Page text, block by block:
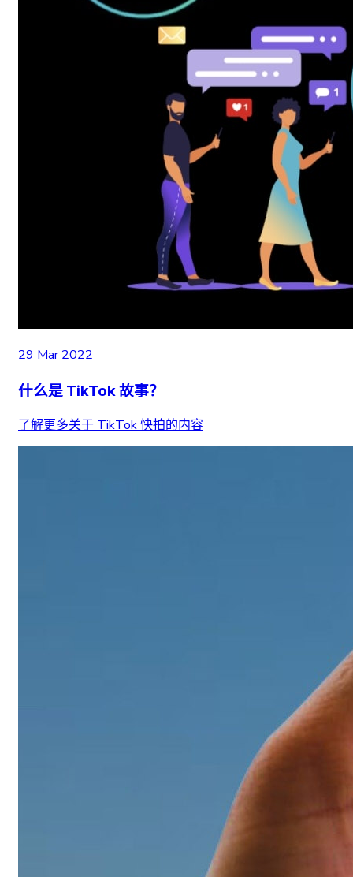
29 Mar 2022
什么是 TikTok 故事？
了解更多关于 TikTok 快拍的内容